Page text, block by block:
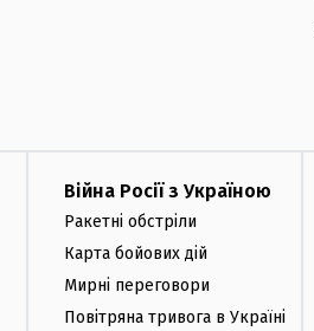
Війна Росії з Україною
Ракетні обстріли
Карта бойових дій
Мирні переговори
Повітряна тривога в Україні